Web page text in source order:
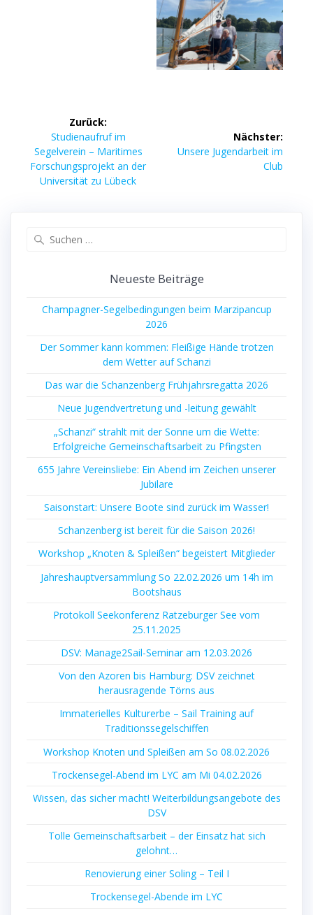
Beitragsnavigation
Zurück:
Vorheriger
Beitrag:
Studienaufruf im
Segelverein – Maritimes
Forschungsprojekt an der
Universität zu Lübeck
Nächster:
Nächster
Unsere Jugendarbeit im
Club
Neueste Beiträge
Champagner-Segelbedingungen beim Marzipancup
2026
Der Sommer kann kommen: Fleißige Hände trotzen
dem Wetter auf Schanzi
Das war die Schanzenberg Frühjahrsregatta 2026
Neue Jugendvertretung und -leitung gewählt
„Schanzi“ strahlt mit der Sonne um die Wette:
Erfolgreiche Gemeinschaftsarbeit zu Pfingsten
655 Jahre Vereinsliebe: Ein Abend im Zeichen unserer
Jubilare
Saisonstart: Unsere Boote sind zurück im Wasser!
Schanzenberg ist bereit für die Saison 2026!
Workshop „Knoten & Spleißen“ begeistert Mitglieder
Jahreshauptversammlung So 22.02.2026 um 14h im
Bootshaus
Protokoll Seekonferenz Ratzeburger See vom
25.11.2025
DSV: Manage2Sail-Seminar am 12.03.2026
Von den Azoren bis Hamburg: DSV zeichnet
herausragende Törns aus
Immaterielles Kulturerbe – Sail Training auf
Traditionssegelschiffen
Workshop Knoten und Spleißen am So 08.02.2026
Trockensegel-Abend im LYC am Mi 04.02.2026
Wissen, das sicher macht! Weiterbildungsangebote des
DSV
Tolle Gemeinschaftsarbeit – der Einsatz hat sich
gelohnt…
Renovierung einer Soling – Teil I
Trockensegel-Abende im LYC